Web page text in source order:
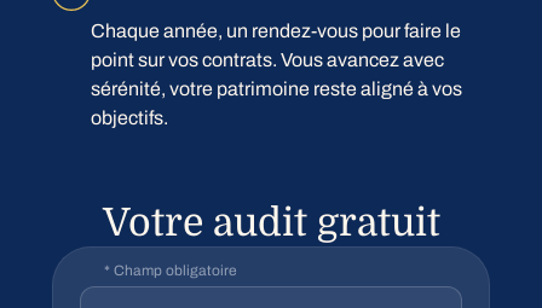
Chaque année, un rendez-vous pour faire le
point sur vos contrats. Vous avancez avec
sérénité, votre patrimoine reste aligné à vos
objectifs.
Votre audit gratuit